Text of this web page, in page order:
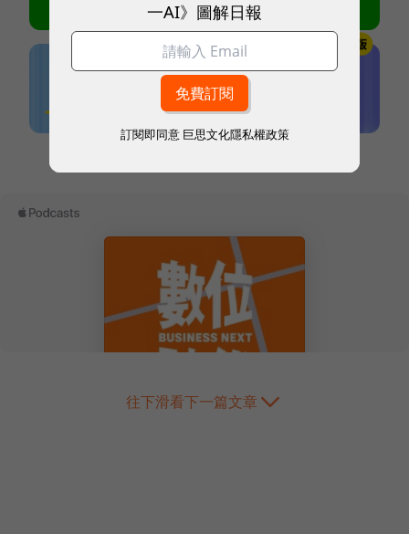
往下滑看下一篇文章
一AI》圖解日報
訂閱即同意 巨思文化隱私權政策